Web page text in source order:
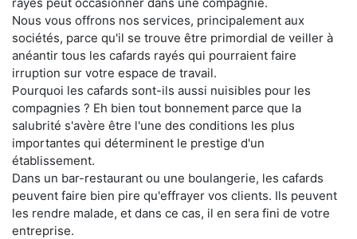
Nous vous offrons nos services, principalement aux
sociétés, parce qu'il se trouve être primordial de veiller à
anéantir tous les cafards rayés qui pourraient faire
irruption sur votre espace de travail.
Pourquoi les cafards sont-ils aussi nuisibles pour les
compagnies ? Eh bien tout bonnement parce que la
salubrité s'avère être l'une des conditions les plus
importantes qui déterminent le prestige d'un
établissement.
Dans un bar-restaurant ou une boulangerie, les cafards
peuvent faire bien pire qu'effrayer vos clients. Ils peuvent
les rendre malade, et dans ce cas, il en sera fini de votre
entreprise.